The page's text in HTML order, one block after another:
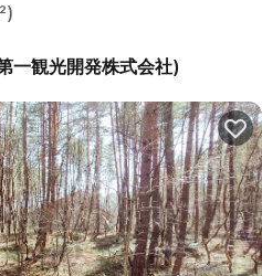
一観光開発株式会社)